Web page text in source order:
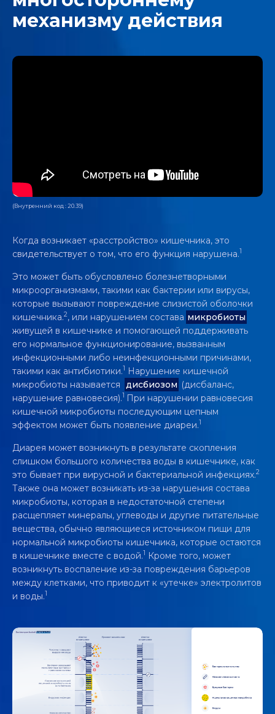
механизму действия
(Внутренний код : 20.39)
Когда возникает «расстройство» кишечника, это
свидетельствует о том, что его функция нарушена.1
Это может быть обусловлено болезнетворными
микроорганизмами, такими как бактерии или вирусы,
которые вызывают повреждение слизистой оболочки
кишечника.2, или нарушением состава микробиоты
живущей в кишечнике и помогающей поддерживать
его нормальное функционирование, вызванным
инфекционными либо неинфекционными причинами,
такими как антибиотики.1 Нарушение кишечной
микробиоты называется
дисбиозом (дисбаланс,
нарушение равновесия).1 При нарушении равновесия
кишечной микробиоты последующим цепным
эффектом может быть появление диареи.1
Диарея может возникнуть в результате скопления
слишком большого количества воды в кишечнике, как
это бывает при вирусной и бактериальной инфекциях.2
Также она может возникать из-за нарушения состава
микробиоты, которая в недостаточной степени
расщепляет минералы, углеводы и другие питательные
вещества, обычно являющиеся источником пищи для
нормальной микробиоты кишечника, которые остаются
в кишечнике вместе с водой.1 Кроме того, может
возникнуть воспаление из-за повреждения барьеров
между клетками, что приводит к «утечке» электролитов
и воды.1